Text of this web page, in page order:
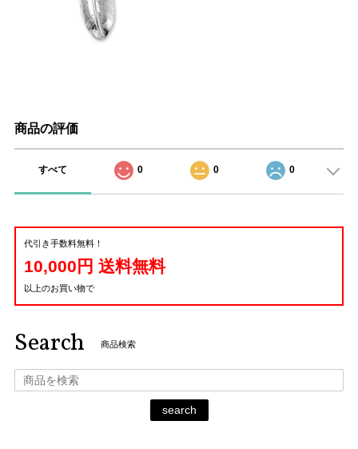
商品の評価
すべて 0 0 0
代引き手数料無料！
10,000円 送料無料
以上のお買い物で
Search 商品検索
search